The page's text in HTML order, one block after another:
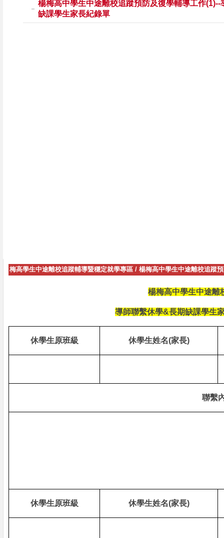
楊梅高中學生中途離校追蹤預防及復學輔導工作
缺課學生家長紀錄單
梅高學生中途離校追蹤輔導暨穩定就學專區 / 楊梅高中學生中途離校追蹤
楊梅高中學生中途離
導師聯繫休學&長期缺課學生
休學生原班級 休學生姓名(家長)
聯繫
休學生原班級 休學生姓名(家長)